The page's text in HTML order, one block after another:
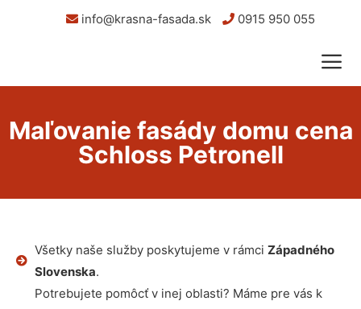
info@krasna-fasada.sk 0915 950 055
Maľovanie fasády domu cena
Schloss Petronell
Všetky naše služby poskytujeme v rámci Západného
Slovenska.
Potrebujete pomôcť v inej oblasti? Máme pre vás k